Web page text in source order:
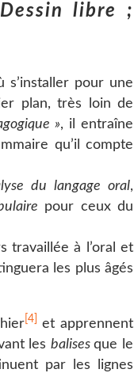
libre ;
s’installer pour une
plan, très loin de
», il entraîne
qu’il compte
du langage oral,
pour ceux du
travaillée à l’oral et
les plus âgés
[4]
et apprennent
les balisesque le
par les lignes